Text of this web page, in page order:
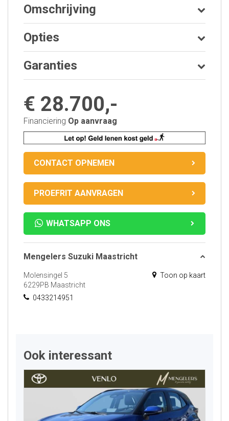
€ 28.700,-
Financiering Op aanvraag
CONTACT OPNEMEN
PROEFRIT AANVRAGEN
WHATSAPP ONS
Mengelers Suzuki Maastricht
Molensingel 5
6229PB Maastricht
0433214951
Toon op kaart
Omschrijving
Opties
Garanties
Ook interessant